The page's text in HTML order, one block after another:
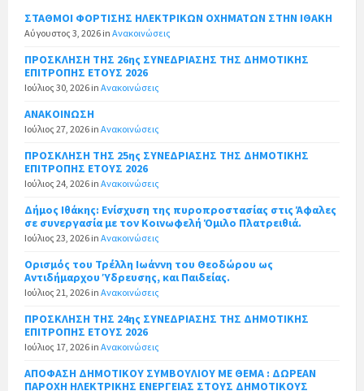
ΣΤΑΘΜΟΙ ΦΟΡΤΙΣΗΣ ΗΛΕΚΤΡΙΚΩΝ ΟΧΗΜΑΤΩΝ ΣΤΗΝ ΙΘΑΚΗ
Αύγουστος 3, 2026 in Ανακοινώσεις
ΠΡΟΣΚΛΗΣΗ ΤΗΣ 26ης ΣΥΝΕΔΡΙΑΣΗΣ ΤΗΣ ΔΗΜΟΤΙΚΗΣ
ΕΠΙΤΡΟΠΗΣ ΕΤΟΥΣ 2026
Ιούλιος 30, 2026 in Ανακοινώσεις
ΑΝΑΚΟΙΝΩΣΗ
Ιούλιος 27, 2026 in Ανακοινώσεις
ΠΡΟΣΚΛΗΣΗ ΤΗΣ 25ης ΣΥΝΕΔΡΙΑΣΗΣ ΤΗΣ ΔΗΜΟΤΙΚΗΣ
ΕΠΙΤΡΟΠΗΣ ΕΤΟΥΣ 2026
Ιούλιος 24, 2026 in Ανακοινώσεις
Δήμος Ιθάκης: Ενίσχυση της πυροπροστασίας στις Άφαλες
σε συνεργασία με τον Κοινωφελή Όμιλο Πλατρειθιά.
Ιούλιος 23, 2026 in Ανακοινώσεις
Ορισμός του Τρέλλη Ιωάννη του Θεοδώρου ως
Αντιδήμαρχου Ύδρευσης, και Παιδείας.
Ιούλιος 21, 2026 in Ανακοινώσεις
ΠΡΟΣΚΛΗΣΗ ΤΗΣ 24ης ΣΥΝΕΔΡΙΑΣΗΣ ΤΗΣ ΔΗΜΟΤΙΚΗΣ
ΕΠΙΤΡΟΠΗΣ ΕΤΟΥΣ 2026
Ιούλιος 17, 2026 in Ανακοινώσεις
ΑΠΟΦΑΣΗ ΔΗΜΟΤΙΚΟΥ ΣΥΜΒΟΥΛΙΟΥ ΜΕ ΘΕΜΑ : ΔΩΡΕΑΝ
ΠΑΡΟΧΗ ΗΛΕΚΤΡΙΚΗΣ ΕΝΕΡΓΕΙΑΣ ΣΤΟΥΣ ΔΗΜΟΤΙΚΟΥΣ